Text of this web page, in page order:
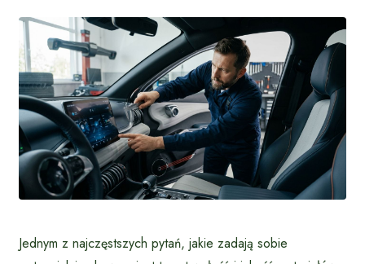
Jednym z najczęstszych pytań, jakie zadają sobie